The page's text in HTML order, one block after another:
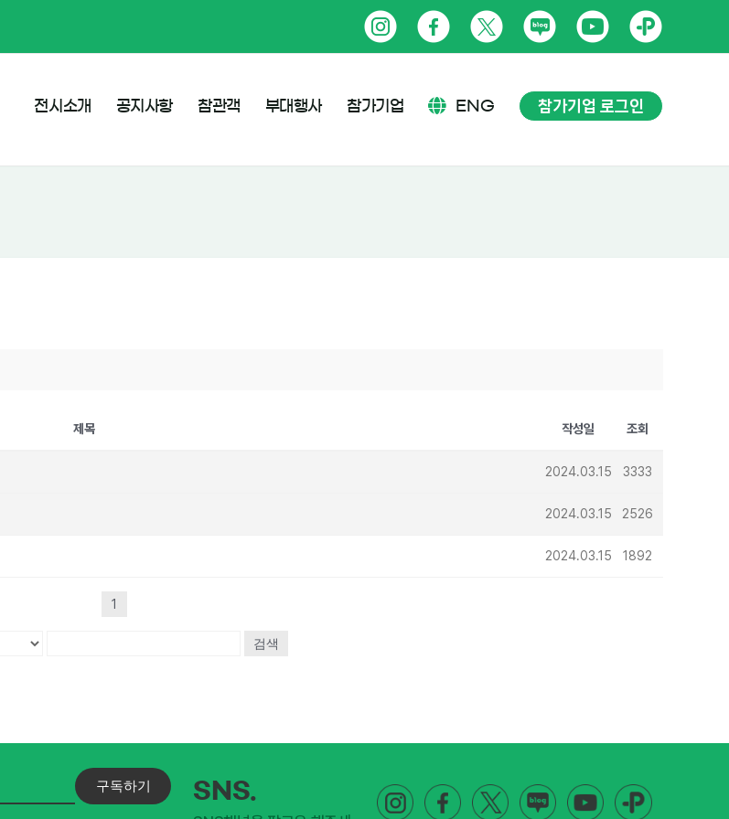
인
스
타
페
이
스
트
위
터
네
이
버
블
유
튜
브
카
카
오
톡
전시소개 공지사항 참관객 부대행사 참가기업 ENG 참가기업 로그인
제목 작성일 조회
2024.03.15 3333
2024.03.15 2526
2024.03.15 1892
1
검색
구독하기 SNS.